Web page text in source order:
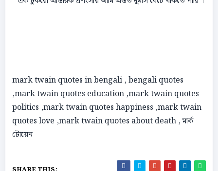
mark twain quotes in bengali , bengali quotes
,mark twain quotes education ,mark twain quotes
politics ,mark twain quotes happiness ,mark twain
quotes love ,mark twain quotes about death , মার্ক
টোয়েন